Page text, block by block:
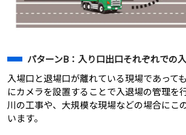
パターンB：入り口出口それぞれでの
入場口と退場口が離れている現場であって
にカメラを設置することで入退場の管理を
川の工事や、大規模な現場などの場合にこ
います。